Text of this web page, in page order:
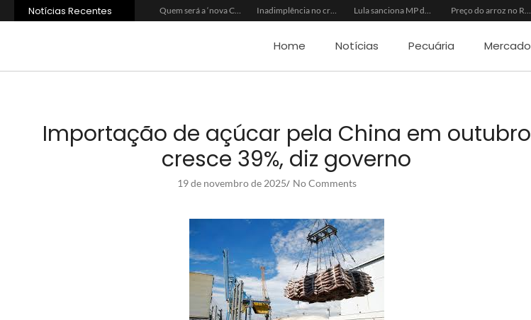
Notícias Recentes
Agroleite 2026 abre com anúncio do curso de Medicina Veterinária e R$ 215 milhões em investimentos Quem será a ‘nova China’ do agro quando o apetite de Pequim acabar? Inadimplência no crédito rural deve seguir elevada até 2027 Lula sanciona MP do Frete e agro teme alta dos custos logísticos Preço do arroz no RS sobe para o maior patamar em 14 meses
Home Notícias Pecuária Mercado
Importação de açúcar pela China em outubro
cresce 39%, diz governo
19 de novembro de 2025/ No Comments